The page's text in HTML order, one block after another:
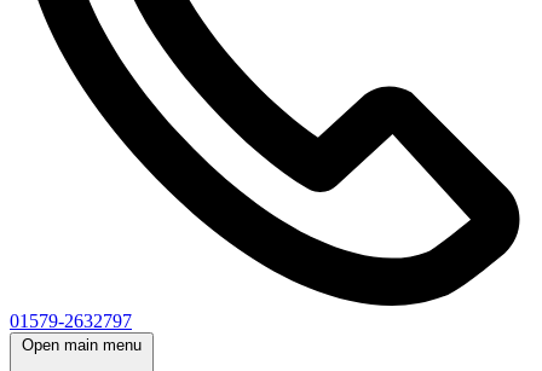
01579-2632797
Open main menu